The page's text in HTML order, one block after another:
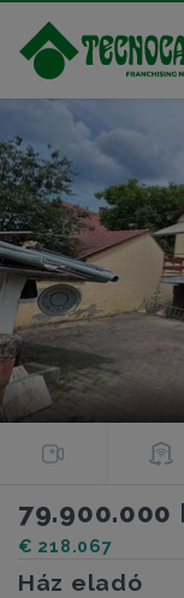
79.900.000
€ 218.067
Ház eladó